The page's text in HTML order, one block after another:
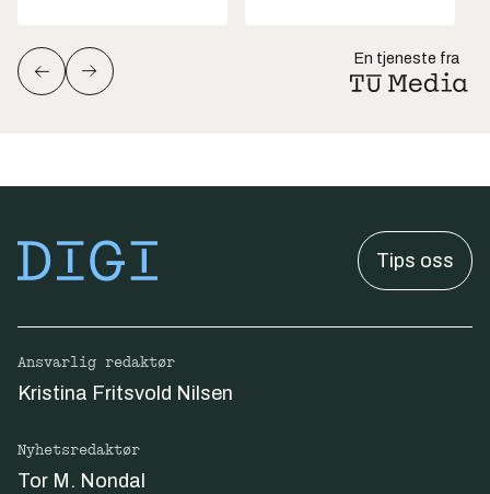
En tjeneste fra
Tips oss
Ansvarlig redaktør
Kristina Fritsvold Nilsen
Nyhetsredaktør
Tor M. Nondal